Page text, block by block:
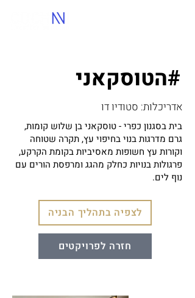
הטוסקאני#
אדריכלות: סטודיו דו
בית בסגנון כפרי - טוסקאני בן שלוש קומות,
גרם מדרגות בנוי בחיפוי עץ, תקרה שטוחה
וקורות עץ חשופות מאסיביות בקומת הקרקע,
פרגולות בנויות כחלק מהגג ומרפסת הורים עם
נוף לים.
לצפיה בתהליך הבניה
חזרה לפרויקטים